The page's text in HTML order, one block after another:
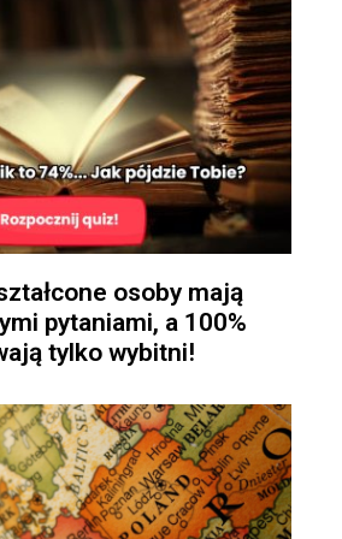
osoby mają
pytaniami, a 100%
tylko wybitni!